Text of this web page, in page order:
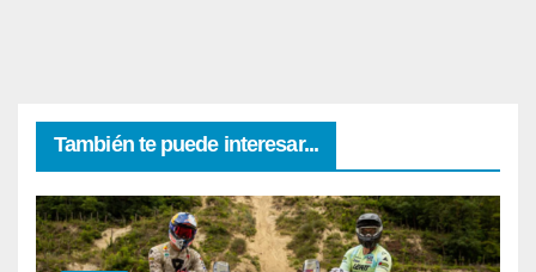
También te puede interesar...